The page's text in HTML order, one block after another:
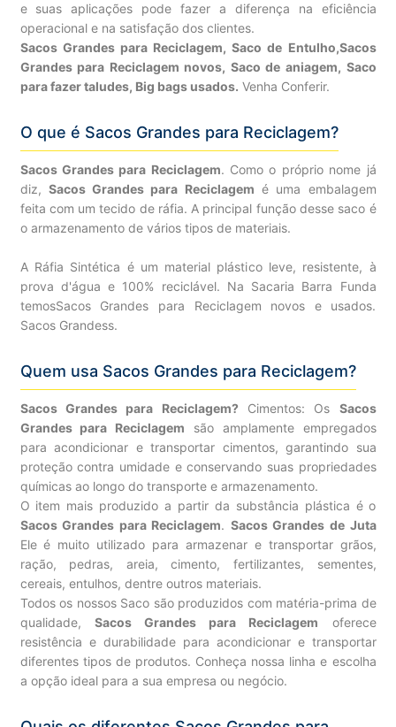
e suas aplicações pode fazer a diferença na eficiência
operacional e na satisfação dos clientes.
Sacos Grandes para Reciclagem, Saco de Entulho,Sacos
Grandes para Reciclagem novos, Saco de aniagem, Saco
para fazer taludes, Big bags usados. Venha Conferir.
O que é Sacos Grandes para Reciclagem?
Sacos Grandes para Reciclagem. Como o próprio nome já
diz, Sacos Grandes para Reciclagem é uma embalagem
feita com um tecido de ráfia. A principal função desse saco é
o armazenamento de vários tipos de materiais.
A Ráfia Sintética é um material plástico leve, resistente, à
prova d'água e 100% reciclável. Na Sacaria Barra Funda
temosSacos Grandes para Reciclagem novos e usados.
Sacos Grandess.
Quem usa Sacos Grandes para Reciclagem?
Sacos Grandes para Reciclagem? Cimentos: Os Sacos
Grandes para Reciclagem são amplamente empregados
para acondicionar e transportar cimentos, garantindo sua
proteção contra umidade e conservando suas propriedades
químicas ao longo do transporte e armazenamento.
O item mais produzido a partir da substância plástica é o
Sacos Grandes para Reciclagem. Sacos Grandes de Juta
Ele é muito utilizado para armazenar e transportar grãos,
ração, pedras, areia, cimento, fertilizantes, sementes,
cereais, entulhos, dentre outros materiais.
Todos os nossos Saco são produzidos com matéria-prima de
qualidade, Sacos Grandes para Reciclagem oferece
resistência e durabilidade para acondicionar e transportar
diferentes tipos de produtos. Conheça nossa linha e escolha
a opção ideal para a sua empresa ou negócio.